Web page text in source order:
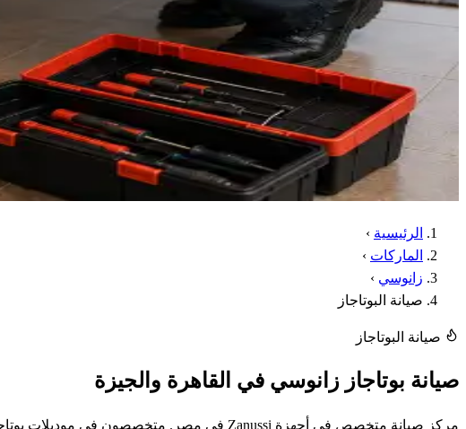
الرئيسية ›
الماركات ›
زانوسي ›
صيانة البوتاجاز
صيانة البوتاجاز
صيانة بوتاجاز زانوسي في القاهرة والجيزة
مركز صيانة متخصص في أجهزة Zanussi في مصر. متخصصون في موديلات بوتاجاز زانوسي الإيطالية بكل تكنولوجياتها المتقدمة.